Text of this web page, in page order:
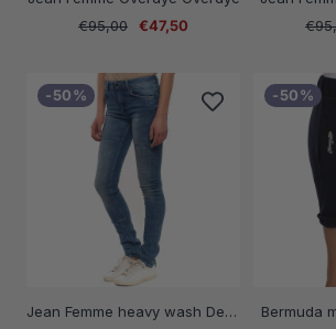
Prix
€95,00
Prix
vente
€47,50
Prix
-50%
Jean Femme heavy wash Denim
-50%
Bermuda